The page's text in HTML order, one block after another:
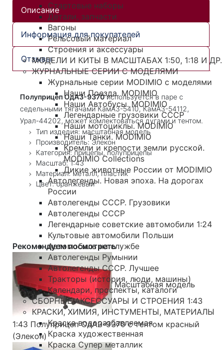
Стартовые наборы
Детали, запчасти
Вагоны
Рельсовый материал
Строения и аксессуары
МОДЕЛИ И КИТЫ В МАСШТАБАХ 1:50, 1:18 И ДР.
ЖУРНАЛЬНЫЕ СЕРИИ С МОДЕЛЯМИ
Журнальные серии MODIMIO с моделями
Наши Поезда. MODIMIO
Наши Автобусы. MODIMIO
Легендарные грузовики СССР
Наши мотоциклы. MODIMIO
Наши Танки. MODIMIO
Кремли и крепости земли русской.
MODIMIO Collections
Дикие животные России от MODIMIO
Автолегенды. Новая эпоха. На дорогах
России
Автолегенды СССР. Грузовики
Автолегенды СССР
Легендарные советские автомобили 1:24
Культовые автомобили Польши
Автомобиль на службе
Автолегенды Румынии
Автолегенды СССР. Лучшее
Тракторы (история, люди, машины)
Календари, проспекты, каталоги
СБОРНЫЕ АКСЕССУАРЫ И СТРОЕНИЯ 1:43
КРАСКИ, ХИМИЯ, ИНСТУМЕНТЫ, МАТЕРИАЛЫ
Краска водоразбавляемая
Краска художественная
Краска Супер металлик
Описание
Информация для покупателей
Отзывы
Полуприцеп ОдАЗ-9370используется в паре с
седельными тягачами КамАЗ-5410, КамАЗ-54112,
Урал-44202, может комлектоваться дугами и тентом.
Тип издедия: масштабная модель
Производитель: Элекон
Категория: прицепы, полуприцепы
Масштаб: 1:43
Материал: металл, пластик
Цвет: оранжевый
Рекомендуем посмотреть
Масштабная модель
1:43 Полуприцеп ОдАЗ-9370 с тентом красный
(Элекон)